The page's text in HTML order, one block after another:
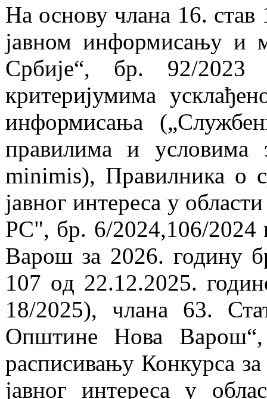
На основу члана 16. став
јавном информисању и
Србије“, бр. 92/
критеријумима
информисања
правилима и условима
minimis), Правилника о
јавног интереса у
РС", бр. 6/2024,106/
Варош за 2026. годину
107 oд 22.12.2025.
18/2025), члана 63.
Општине Нова
расписивању Конкурса
јавног интереса у